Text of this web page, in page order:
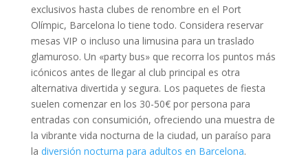
exclusivos hasta clubes de renombre en el Port
Olímpic, Barcelona lo tiene todo. Considera reservar
mesas VIP o incluso una limusina para un traslado
glamuroso. Un «party bus» que recorra los puntos más
icónicos antes de llegar al club principal es otra
alternativa divertida y segura. Los paquetes de fiesta
suelen comenzar en los 30-50€ por persona para
entradas con consumición, ofreciendo una muestra de
la vibrante vida nocturna de la ciudad, un paraíso para
la diversión nocturna para adultos en Barcelona.